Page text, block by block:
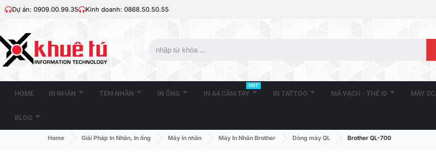
Dự án: 0909.00.99.35 Kinh doanh: 0868.50.50.55
HOME IN NHÃN TEM NHÃN IN ỐNG IN A4 CẦM TAY
HOT
IN TATTOO MÃ VẠCH - THẺ ID MÁY
BLOG
Home Giải Pháp In Nhãn, In ống Máy in nhãn Máy In Nhãn Brother Dòng máy QL Brother QL-700